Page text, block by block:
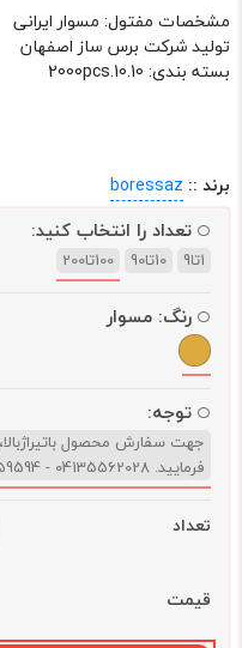
مشخصات مفتول: مسوار ایرانی
تولید شرکت برس ساز اصفهان
بسته بندی: 2000pcs.10.10
برند :: boressaz
تعداد را انتخاب کنید:
1تا9 10تا90 100تا200
رنگ: مسوار
توجه:
جهت سفارش محصول
فرمایید. 04135562028 - 04135559594
تعداد
قیمت